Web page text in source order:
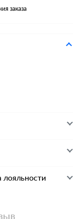
заказа
лояльности